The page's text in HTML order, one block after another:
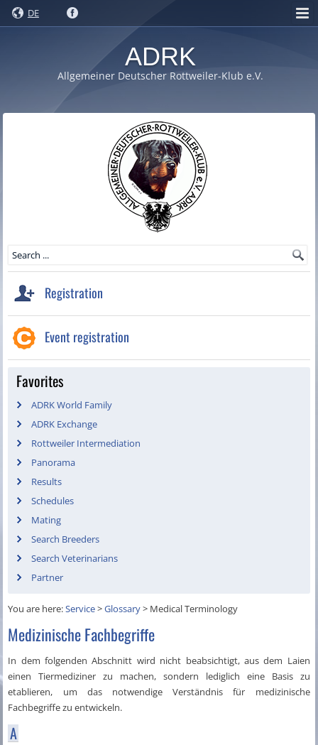
DE
ADRK
Allgemeiner Deutscher Rottweiler-Klub e.V.
Registration
Event registration
Favorites
ADRK World Family
ADRK Exchange
Rottweiler Intermediation
Panorama
Results
Schedules
Mating
Search Breeders
Search Veterinarians
Partner
You are here:Service>Glossary> Medical Terminology
Medizinische Fachbegriffe
In dem folgenden Abschnitt wird nicht beabsichtigt, aus dem Laien
einen Tiermediziner zu machen, sondern lediglich eine Basis zu
etablieren, um das notwendige Verständnis für medizinische
Fachbegriffe zu entwickeln.
A